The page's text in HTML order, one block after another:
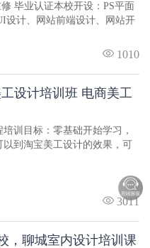
毕业认证本校开设：PS平面
设计、网站前端设计、网站开
1010
设计培训班 电商美工
训目标：零基础开始学习，
以到淘宝美工设计的效果，可
3011
，聊城室内设计培训课